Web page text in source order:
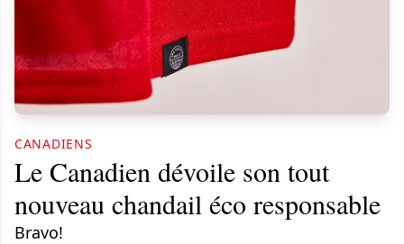
CANADIENS
Le Canadien dévoile son tout
nouveau chandail éco responsable
Bravo!